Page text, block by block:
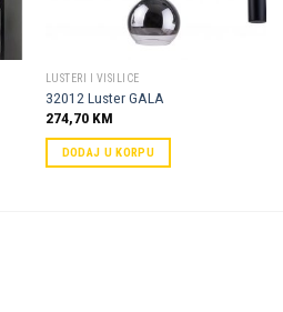
LUSTERI I VISILICE
32012 Luster GALA
274,70 KM
DODAJ U KORPU